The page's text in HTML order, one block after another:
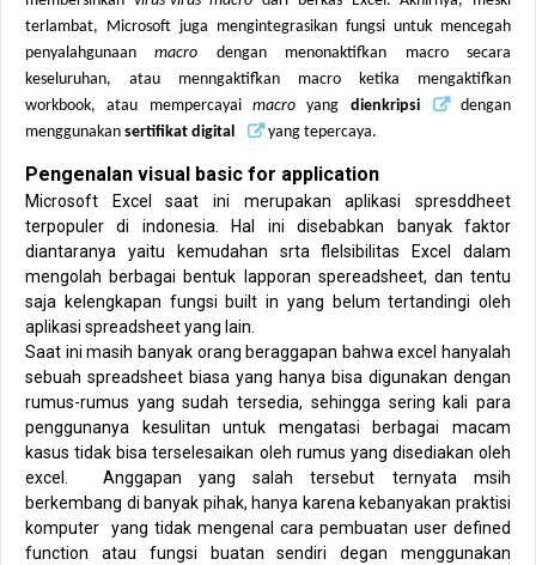
terlambat, Microsoft juga mengintegrasikan fungsi untuk mencegah
penyalahgunaanmacro dengan menonaktifkan macro secara
keseluruhan, atau menngaktifkan macro ketika mengaktifkan
workbook, atau mempercayai macro yang dienkripsi
dengan
menggunakan sertifikat digital yang tepercaya.
Pengenalan visual basic for application
Microsoft Excel saat ini merupakan aplikasi spresddheet
terpopuler di indonesia. Hal ini disebabkan banyak faktor
diantaranya yaitu kemudahan srta flelsibilitas Excel dalam
mengolah berbagai bentuk lapporan spereadsheet, dan tentu
saja kelengkapan fungsi built in yang belum tertandingi oleh
aplikasi spreadsheet yang lain.
Saat ini masih banyak orang beraggapan bahwa excel hanyalah
sebuah spreadsheet biasa yang hanya bisa digunakan dengan
rumus-rumus yang sudah tersedia, sehingga sering kali para
penggunanya kesulitan untuk mengatasi berbagai macam
kasus tidak bisa terselesaikan oleh rumus yang disediakan oleh
excel.
Anggapan yang salah tersebut ternyata msih
berkembang di banyak pihak, hanya karena kebanyakan praktisi
komputer
yang tidak mengenal cara pembuatan user defined
function atau fungsi buatan sendiri degan menggunakan